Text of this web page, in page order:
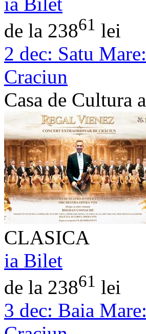
de la 23861 lei
2 dec: Satu Mare:
Craciun
Casa de Cultura
CLASICA
ia Bilet
de la 23861 lei
3 dec: Baia Mare: